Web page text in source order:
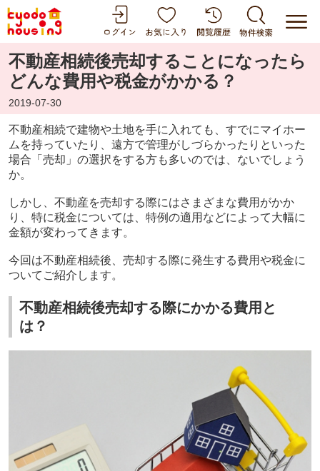
不動産相続後売却することになったら
どんな費用や税金がかかる？
2019-07-30
不動産相続で建物や土地を手に入れても、すでにマイホー
ムを持っていたり、遠方で管理がしづらかったりといった
場合「売却」の選択をする方も多いのでは、ないでしょう
か。
しかし、不動産を売却する際にはさまざまな費用がかか
り、特に税金については、特例の適用などによって大幅に
金額が変わってきます。
今回は不動産相続後、売却する際に発生する費用や税金に
ついてご紹介します。
不動産相続後売却する際にかかる費用と
は？